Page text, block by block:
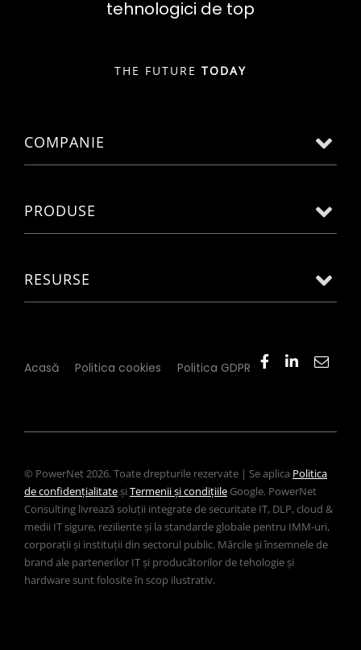
tehnologici de top
THE FUTURE TODAY
COMPANIE
PRODUSE
RESURSE
Acasă Politica cookies Politica GDPR
© PowerNet 2026. Toate drepturile rezervate | Se aplica Politica
de confidențialitateși Termenii și condițiileGoogle. PowerNet
Consulting livrează soluții integrate de securitate IT, DLP, cloud &
medii IT sigure, reziliente și la standarde globale pentru IMM-uri,
corporații și instituții din sectorul public. Mărcile și însemnele de
brand ale partenerilor IT și producătorilor de tehologie și
hardware sunt folosite în scop ilustrativ.